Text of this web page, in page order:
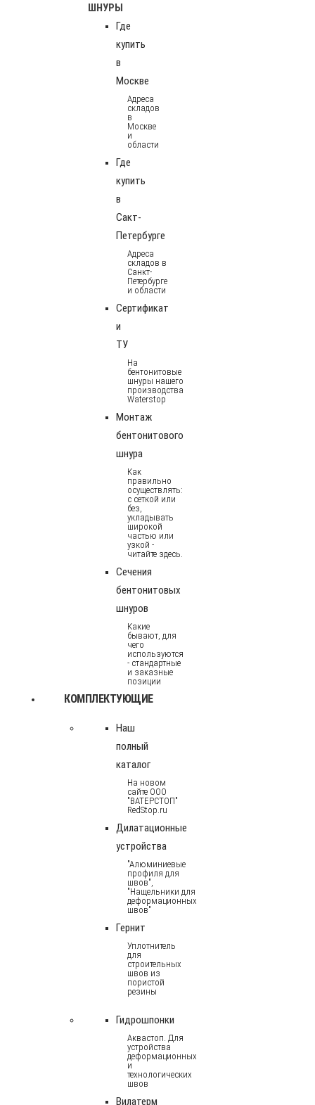
ШНУРЫ
Где
купить
в
Москве
Адреса
складов
в
Москве
и
области
Где
купить
в
Сакт-
Петербурге
Адреса
складов в
Санкт-
Петербурге
и области
Сертификат
и
ТУ
На
бентонитовые
шнуры нашего
производства
Waterstop
Монтаж
бентонитового
шнура
Как
правильно
осуществлять:
с сеткой или
без,
укладывать
широкой
частью или
узкой -
читайте здесь.
Сечения
бентонитовых
шнуров
Какие
бывают, для
чего
используются
- стандартные
и заказные
позиции
КОМПЛЕКТУЮЩИЕ
Наш
полный
каталог
На новом
сайте ООО
"ВАТЕРСТОП"
RedStop.ru
Дилатационные
устройства
"Алюминиевые
профиля для
швов",
"Нащельники для
деформационных
швов"
Гернит
Уплотнитель
для
строительных
швов из
пористой
резины
Гидрошпонки
Аквастоп. Для
устройства
деформационных
и
технологических
швов
Вилатерм